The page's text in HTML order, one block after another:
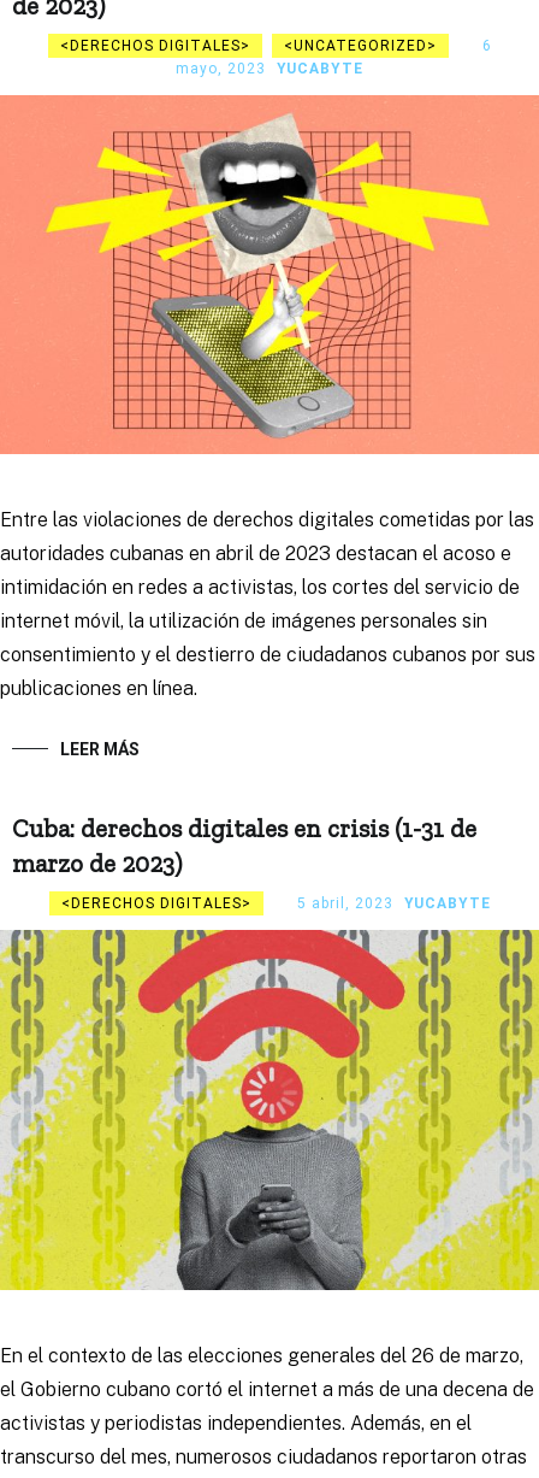
DERECHOS DIGITALES UNCATEGORIZED
6
mayo, 2023
YUCABYTE
Entre las violaciones de derechos digitales cometidas por las
autoridades cubanas en abril de 2023 destacan el acoso e
intimidación en redes a activistas, los cortes del servicio de
internet móvil, la utilización de imágenes personales sin
consentimiento y el destierro de ciudadanos cubanos por sus
publicaciones en línea.
LEER MÁS
Cuba: derechos digitales en crisis (1-31 de
marzo de 2023)
DERECHOS DIGITALES 5 abril, 2023 YUCABYTE
En el contexto de las elecciones generales del 26 de marzo,
el Gobierno cubano cortó el internet a más de una decena de
activistas y periodistas independientes. Además, en el
transcurso del mes, numerosos ciudadanos reportaron otras